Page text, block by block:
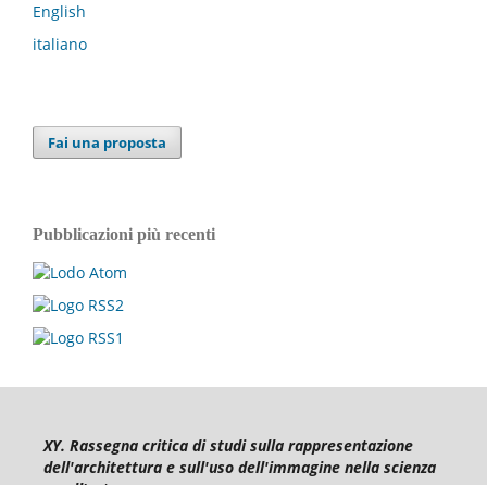
English
italiano
Fai una proposta
Pubblicazioni più recenti
XY. Rassegna critica di studi sulla rappresentazione
dell'architettura e sull'uso dell'immagine nella scienza